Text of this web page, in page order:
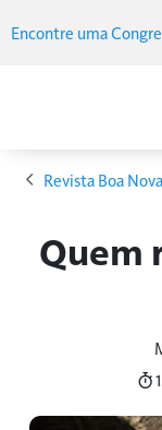
Encontre uma
Navegação
Revista Boa Nova
Quem